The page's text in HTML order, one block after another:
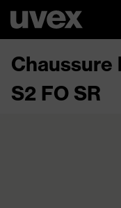
Chaussure
S2 FO SR